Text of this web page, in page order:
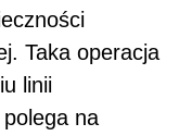
Taka operacja
linii
na